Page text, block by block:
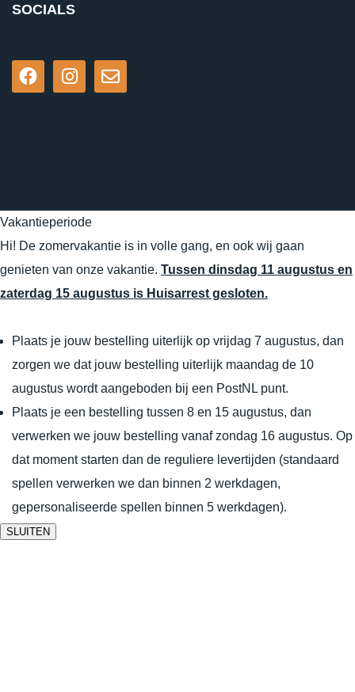
SOCIALS
Vakantieperiode
Hi! De zomervakantie is in volle gang, en ook wij gaan
genieten van onze vakantie. Tussen dinsdag 11 augustus en
zaterdag 15 augustus is Huisarrest gesloten.
Plaats je jouw bestelling uiterlijk op vrijdag 7 augustus, dan
zorgen we dat jouw bestelling uiterlijk maandag de 10
augustus wordt aangeboden bij een PostNL punt.
Plaats je een bestelling tussen 8 en 15 augustus, dan
verwerken we jouw bestelling vanaf zondag 16 augustus. Op
dat moment starten dan de reguliere levertijden (standaard
spellen verwerken we dan binnen 2 werkdagen,
gepersonaliseerde spellen binnen 5 werkdagen).
SLUITEN